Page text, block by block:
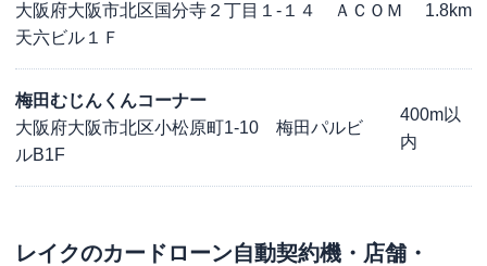
大阪府大阪市北区国分寺２丁目１-１４ ＡＣＯＭ
天六ビル１Ｆ
1.8km
梅田むじんくんコーナー
大阪府大阪市北区小松原町1-10 梅田パルビ
ルB1F
400m以
内
レイクのカードローン自動契約機・店舗・